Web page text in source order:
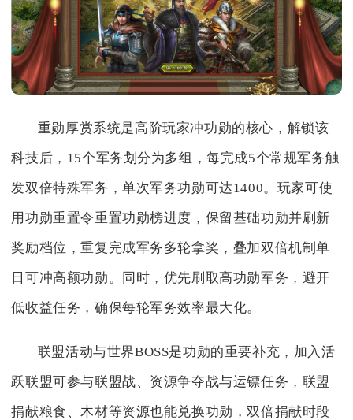
重勋厚赏系统是高阶玩家冲功勋的核心，解锁该
科技后，15个军务划分为多组，每完成5个常规军务触
发双倍特殊军务，单次军务功勋可达1400。玩家可使
用功勋重置令重置功勋榜进度，保留基础功勋并刷新
奖励档位，重复完成军务多轮拿奖，叠加双倍机制单
日可冲高额功勋。同时，优先刷取高功勋军务，避开
低收益任务，确保每轮军务效率最大化。
联盟活动与世界BOSS是功勋的重要补充，加入活
跃联盟可参与联盟战、资源争夺战与运镖任务，联盟
捐献粮食、木材等资源也能兑换功勋，双倍捐献时段